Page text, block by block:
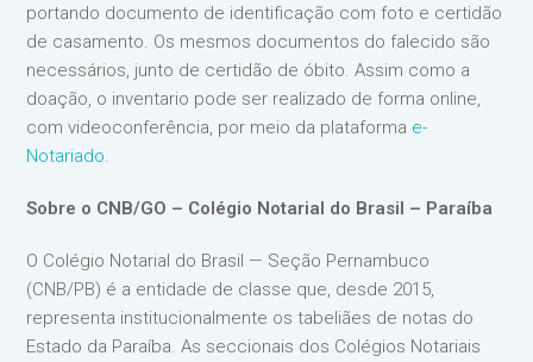
portando documento de identificação com foto e certidão
de casamento. Os mesmos documentos do falecido são
necessários, junto de certidão de óbito. Assim como a
doação, o inventario pode ser realizado de forma online,
com videoconferência, por meio da plataforma e-
Notariado.
Sobre o CNB/GO – Colégio Notarial do Brasil – Paraíba
O Colégio Notarial do Brasil — Seção Pernambuco
(CNB/PB) é a entidade de classe que, desde 2015,
representa institucionalmente os tabeliães de notas do
Estado da Paraíba. As seccionais dos Colégios Notariais